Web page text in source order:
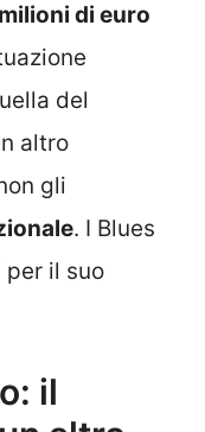
di euro
del
altro
gli
. I Blues
il suo
il